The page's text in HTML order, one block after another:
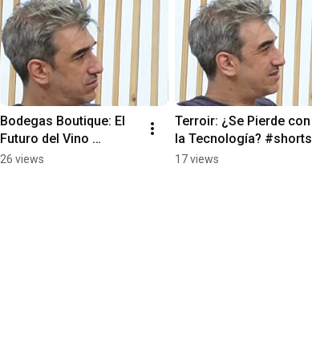
Bodegas Boutique: El
Futuro del Vino
Argentino #shorts
26 views
Terroir: ¿Se Pierde con
la Tecnología? #shorts
17 views